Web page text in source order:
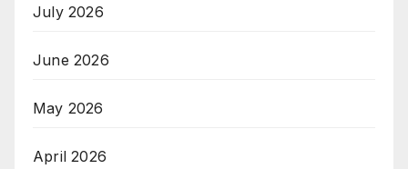
July 2026
June 2026
May 2026
April 2026